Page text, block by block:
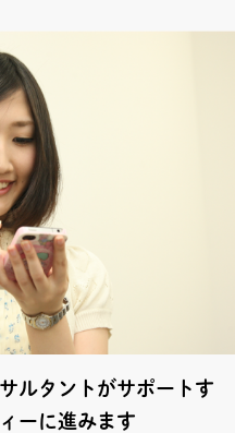
ルタントがサポートす
ーに進みます